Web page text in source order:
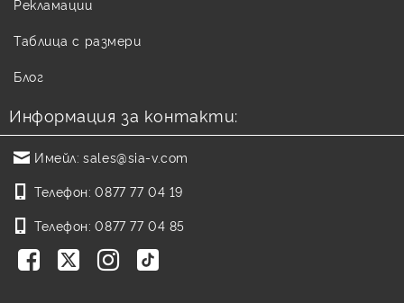
Рекламации
Таблица с размери
Блог
Информация за контакти:
Имейл: sales@sia-v.com
Телефон: 0877 77 04 19
Телефон: 0877 77 04 85